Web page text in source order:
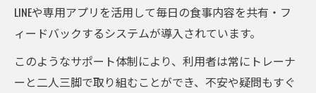
LINEや専用アプリを活用して毎日の食事内容を共有・フ
ィードバックするシステムが導入されています。
このようなサポート体制により、利用者は常にトレーナ
ーと二人三脚で取り組むことができ、不安や疑問もすぐ